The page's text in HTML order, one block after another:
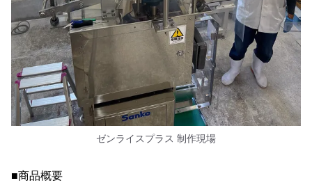
ゼンライスプラス 制作現場
■商品概要